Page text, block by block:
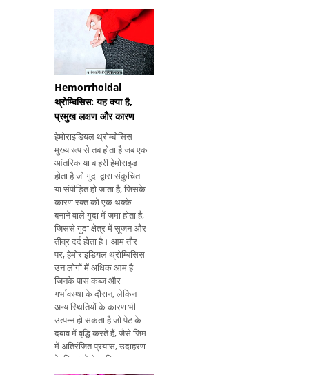
चाहिए, भले ही आप सुनिश्चित
न हों कि एक फ्रैक्चर वास्तव में
हुआ है या नहीं। हा
Hemorrhoidal
थ्रोम्बिसिस: यह क्या है,
प्रमुख लक्षण और कारण
हेमोराइडियल थ्रोम्बोसिस
मुख्य रूप से तब होता है जब एक
आंतरिक या बाहरी हेमोराइड
होता है जो गुदा द्वारा संकुचित
या संपीड़ित हो जाता है, जिसके
कारण रक्त को एक थक्के
बनाने वाले गुदा में जमा होता है,
जिससे गुदा क्षेत्र में सूजन और
तीव्र दर्द होता है। आम तौर
पर, हेमोराइडियल थ्रोम्बिसिस
उन लोगों में अधिक आम है
जिनके पास कब्ज और
गर्भावस्था के दौरान, लेकिन
अन्य स्थितियों के कारण भी
उत्पन्न हो सकता है जो पेट के
दबाव में वृद्धि करते हैं, जैसे जिम
में अतिरंजित प्रयास, उदाहरण
के लिए। हेमोराइडियल
थ्रोम्बिसिस का उपचार इसके